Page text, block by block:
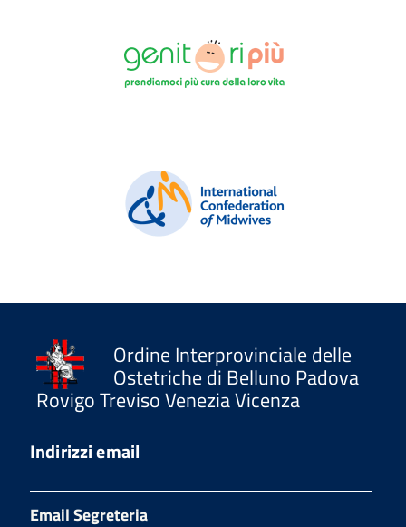
Ordine Interprovinciale delle
Ostetriche di Belluno Padova
Rovigo Treviso Venezia Vicenza
Indirizzi email
Email Segreteria